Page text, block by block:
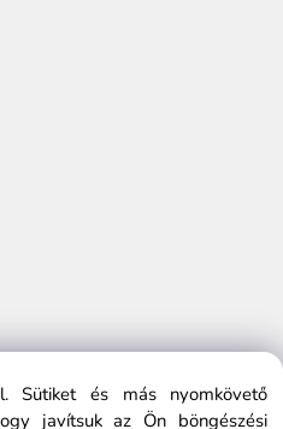
Sütiket és más nyomkövető
javítsuk az Ön böngészési